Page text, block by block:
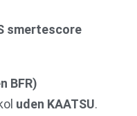
smertescore
BFR)
uden KAATSU.